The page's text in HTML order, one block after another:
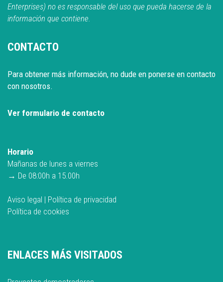
Enterprises) no es responsable del uso que pueda hacerse de la
información que contiene.
CONTACTO
Para obtener más información, no dude en ponerse en contacto
con nosotros.
Ver formulario de contacto
Horario
Mañanas de lunes a viernes
→ De 08:00h a 15.00h
Aviso legal | Política de privacidad
Política de cookies
ENLACES MÁS VISITADOS